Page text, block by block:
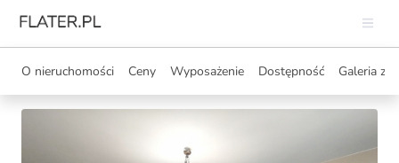
O nieruchomości Ceny Wyposażenie Dostępność Galeria